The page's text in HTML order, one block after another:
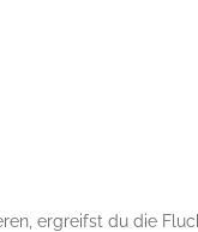
ergreifst du die